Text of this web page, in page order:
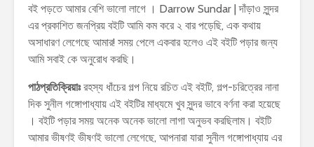
বই পড়তে আমার বেশি ভালো লাগে । Darrow Sundar | দাঁড়াও সুন্দর
এর প্রকাশিত জনপ্রিয় বইটি আমি কম করে ২ বার পড়েছি, এক কথায়
অসাধারণ লেগেছে আমার! সময় পেলে একবার হলেও এই বইটি পড়ার জন্য
আমি সবাই কে অনুরোধ করছি।
পাঠপ্রতিক্রিয়াঃরহস্য ধাঁচের গল্প নিয়ে রচিত এই বইটি, গল্প-চরিত্রের নানা
দিক সুনীল গঙ্গোপাধ্যায় এই বইটির মাধ্যমে খুব সুন্দর ভাবে বর্ণনা করা হয়েছে
। বইটি পড়ার সময় অনেক অনেক ভালো লাগা অনুভব করছিলাম। বইটি
আমার ভীষণই ভীষণই ভালো লেগেছে, আপনারা যারা সুনীল গঙ্গোপাধ্যায় এর